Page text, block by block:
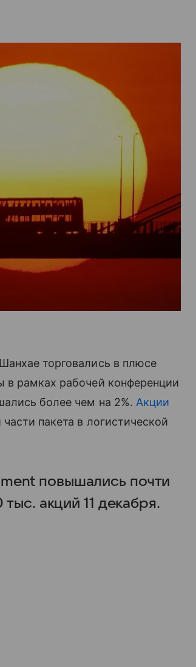
торговались в плюсе
рамках рабочей конференции
более чем на 2%. Акции
пакета в логистической
повышались почти
акций 11 декабря.